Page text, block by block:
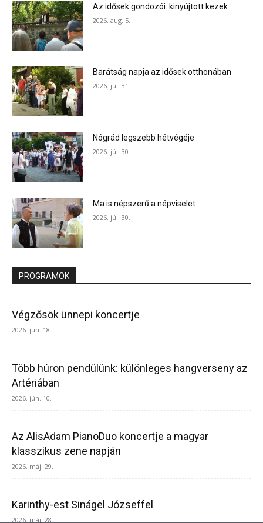
Az idősek gondozói: kinyújtott kezek
2026. aug. 5.
Barátság napja az idősek otthonában
2026. júl. 31.
Nógrád legszebb hétvégéje
2026. júl. 30.
Ma is népszerű a népviselet
2026. júl. 30.
PROGRAMOK
Végzősök ünnepi koncertje
2026. jún. 18.
Több húron pendülünk: különleges hangverseny az
Artériában
2026. jún. 10.
Az AlisAdam PianoDuo koncertje a magyar
klasszikus zene napján
2026. máj. 29.
Karinthy-est Sinágel Józseffel
2026. máj. 28.